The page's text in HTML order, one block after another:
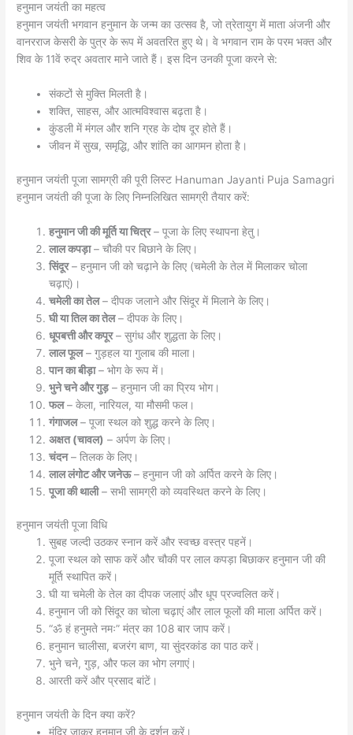
हनुमान जयंती का महत्व
हनुमान जयंती भगवान हनुमान के जन्म का उत्सव है, जो त्रेतायुग में माता अंजनी और
वानरराज केसरी के पुत्र के रूप में अवतरित हुए थे। वे भगवान राम के परम भक्त और
शिव के 11वें रुद्र अवतार माने जाते हैं। इस दिन उनकी पूजा करने से:
संकटों से मुक्ति मिलती है।
शक्ति, साहस, और आत्मविश्वास बढ़ता है।
कुंडली में मंगल और शनि ग्रह के दोष दूर होते हैं।
जीवन में सुख, समृद्धि, और शांति का आगमन होता है।
हनुमान जयंती पूजा सामग्री की पूरी लिस्ट Hanuman Jayanti Puja Samagri
हनुमान जयंती की पूजा के लिए निम्नलिखित सामग्री तैयार करें:
हनुमान जी की मूर्ति या चित्र– पूजा के लिए स्थापना हेतु।
लाल कपड़ा– चौकी पर बिछाने के लिए।
सिंदूर– हनुमान जी को चढ़ाने के लिए (चमेली के तेल में मिलाकर चोला
चढ़ाएं)।
चमेली का तेल– दीपक जलाने और सिंदूर में मिलाने के लिए।
घी या तिल का तेल– दीपक के लिए।
धूपबत्ती और कपूर– सुगंध और शुद्धता के लिए।
लाल फूल– गुड़हल या गुलाब की माला।
पान का बीड़ा– भोग के रूप में।
भुने चने और गुड़– हनुमान जी का प्रिय भोग।
फल– केला, नारियल, या मौसमी फल।
गंगाजल– पूजा स्थल को शुद्ध करने के लिए।
अक्षत (चावल) – अर्पण के लिए।
चंदन– तिलक के लिए।
लाल लंगोट और जनेऊ– हनुमान जी को अर्पित करने के लिए।
पूजा की थाली– सभी सामग्री को व्यवस्थित करने के लिए।
हनुमान जयंती पूजा विधि
सुबह जल्दी उठकर स्नान करें और स्वच्छ वस्त्र पहनें।
पूजा स्थल को साफ करें और चौकी पर लाल कपड़ा बिछाकर हनुमान जी की
मूर्ति स्थापित करें।
घी या चमेली के तेल का दीपक जलाएं और धूप प्रज्वलित करें।
हनुमान जी को सिंदूर का चोला चढ़ाएं और लाल फूलों की माला अर्पित करें।
“ॐ हं हनुमते नमः” मंत्र का 108 बार जाप करें।
हनुमान चालीसा, बजरंग बाण, या सुंदरकांड का पाठ करें।
भुने चने, गुड़, और फल का भोग लगाएं।
आरती करें और प्रसाद बांटें।
हनुमान जयंती के दिन क्या करें?
मंदिर जाकर हनुमान जी के दर्शन करें।